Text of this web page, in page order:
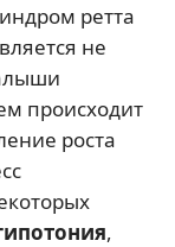
ретта
не
происходит
роста
,